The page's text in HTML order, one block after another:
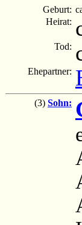
Geburt:
Heirat:
Tod:
Ehepartner:
(3) Sohn: